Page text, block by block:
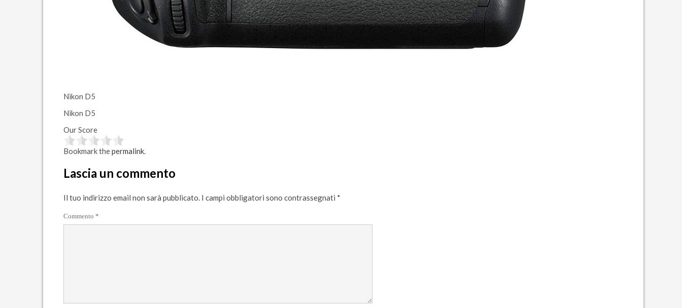
Nikon D5
Nikon D5
Our Score
Bookmark thepermalink.
Lascia un commento
Il tuo indirizzo email non sarà pubblicato. I campi obbligatori sono contrassegnati *
Commento *